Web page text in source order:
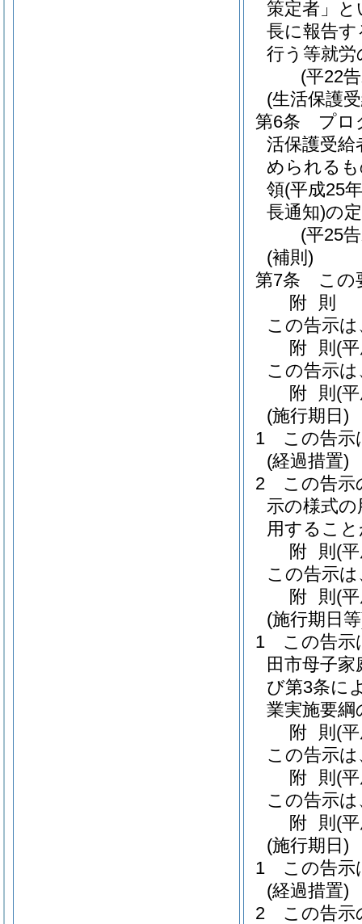
策定者」と
長に報告
行う等就
(平22
(生活保護
第6条
プロ
活保護受
められる
領(平成25
長通知)の
(平25
(補則)
第7条
この
附 則
この告示
附 則 (
この告示
附 則 (
(施行期日)
1
この告示
(経過措置)
2
この告示
示の様式
用するこ
附 則 (
この告示
附 則 (
(施行期日
1
この告示
田市母子
び第3条に
業実施要綱
附 則 (
この告示
附 則 (
この告示
附 則 (
(施行期日)
1
この告示
(経過措置)
2
この告示